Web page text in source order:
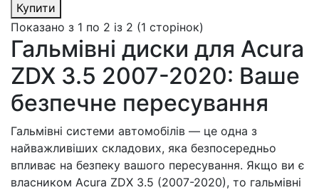
Купити
Показано з 1 по 2 із 2 (1 сторінок)
Гальмівні диски для Acura
ZDX 3.5 2007-2020: Ваше
безпечне пересування
Гальмівні системи автомобілів — це одна з
найважливіших складових, яка безпосередньо
впливає на безпеку вашого пересування. Якщо ви є
власником Acura ZDX 3.5 (2007-2020), то гальмівні